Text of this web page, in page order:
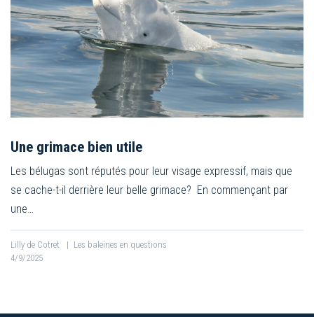
Une grimace bien utile
Les bélugas sont réputés pour leur visage expressif, mais que
se cache-t-il derrière leur belle grimace? En commençant par
une…
Lilly de Cotret | Les baleines en questions
4/9/2025